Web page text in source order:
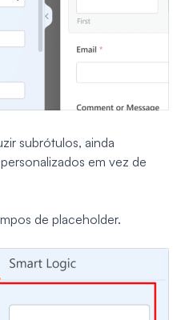
subrótulos, ainda
em vez de
de placeholder.